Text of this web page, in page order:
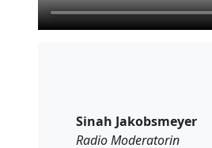
Sinah Jakobsmeyer
Radio Moderatorin